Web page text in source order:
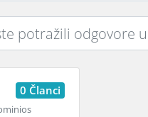
0 Članci